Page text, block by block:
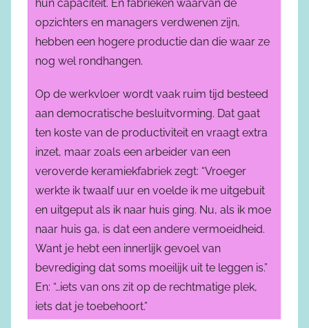
hun capaciteit. En fabrieken waarvan de
opzichters en managers verdwenen zijn,
hebben een hogere productie dan die waar ze
nog wel rondhangen.
Op de werkvloer wordt vaak ruim tijd besteed
aan democratische besluitvorming. Dat gaat
ten koste van de productiviteit en vraagt extra
inzet, maar zoals een arbeider van een
veroverde keramiekfabriek zegt: “Vroeger
werkte ik twaalf uur en voelde ik me uitgebuit
en uitgeput als ik naar huis ging. Nu, als ik moe
naar huis ga, is dat een andere vermoeidheid.
Want je hebt een innerlijk gevoel van
bevrediging dat soms moeilijk uit te leggen is.”
En: “…iets van ons zit op de rechtmatige plek,
iets dat je toebehoort.”